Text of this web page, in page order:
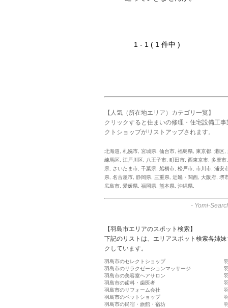
1 - 1 ( 1 件中 )
【人気（所在地エリア）カテゴリ一覧】
クリックすると住まいの修理・住宅設備工
クトショップがリストアップされます。
北海道 札幌市 宮城県 仙台市 福島県 東京都 港区
練馬区 江戸川区 八王子市 町田市 西東京市 多摩市
県
さいたま市 千葉県 船橋市 松戸市 市川市 浦安
県 名古屋市 静岡県 三重県 近畿・関西 大阪府 堺
広島市 愛媛県 福岡県 熊本県 沖縄県
- Yomi-
【羽島市エリアのスポット検索】
下記のリストは、エリアスポット検索各姉
クしています。
羽島市のセレクトショップ
羽島市のリラクゼーションマッサージ
羽島市の美容室ヘアサロン
羽島市の歯科・歯医者
羽島市のリフォーム会社
羽島市のペットショップ
羽島市の民宿・旅館・宿坊